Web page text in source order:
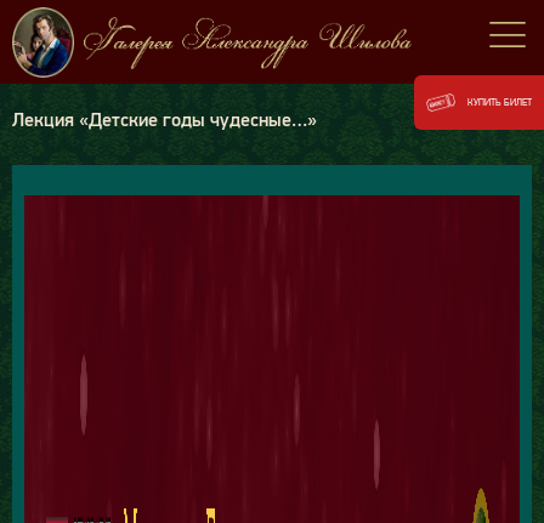
Лекция «Детские годы чудесные…»
КУПИТЬ БИЛЕТ